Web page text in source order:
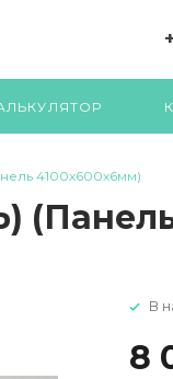
4100х600х6мм)
В
8